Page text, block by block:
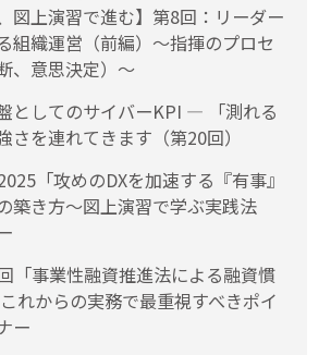
図上演習で進む】第8回：リーダー
組織運営（前編）〜指揮のプロセ
、意思決定）〜
としてのサイバーKPI ― 「測れる
さを連れてきます（第20回）
「攻めのDXを加速する『有事』
築き方～図上演習で学ぶ実践法
「事業性融資推進法による融資慣
れからの実務で最重視すべきポイ
ー